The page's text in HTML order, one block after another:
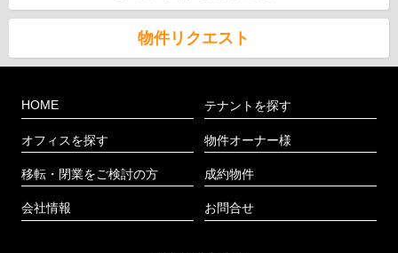
物件リクエスト
HOME
オフィスを探す
移転・閉業をご検討の方
会社情報
テナントを探す
物件オーナー様
成約物件
お問合せ